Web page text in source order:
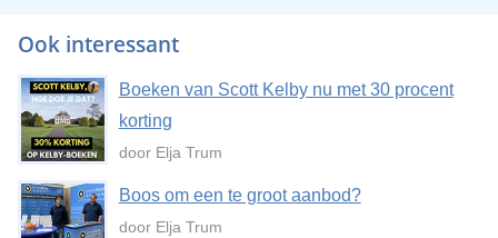
Ook interessant
Boeken van Scott Kelby nu met 30 procent
korting
door Elja Trum
Boos om een te groot aanbod?
door Elja Trum